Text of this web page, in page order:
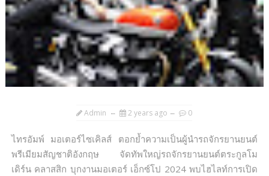
Admin 2 years ago 0
ไทรอัมพ์ มอเตอร์ไซเคิลส์ ตอกย้ำความเป็นผู้นำรถจักรยานยนต์
พรีเมียมสัญชาติอังกฤษ จัดทัพใหญ่รถจักรยานยนต์ตระกูลโม
เดิร์น คลาสสิก บุกงานมอเตอร์ เอ็กซ์โป 2024 พบไฮไลท์การเปิด